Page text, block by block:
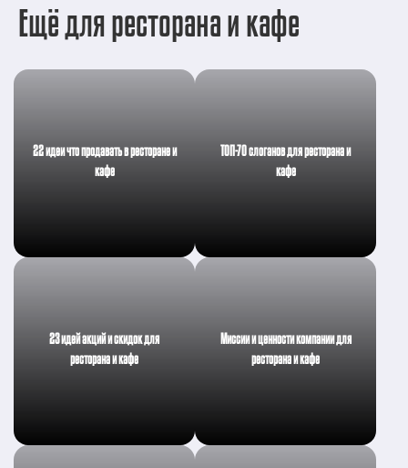
Ещё для ресторана и кафе
22 идеи что продавать в ресторане и
кафе
ТОП-70 слоганов для ресторана и
кафе
23 идей акций и скидок для
ресторана и кафе
Миссии и ценности компании для
ресторана и кафе